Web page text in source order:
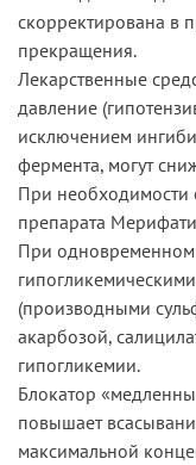
скорректирована в
прекращения.
Лекарственные
давление
исключением
фермента, могут
При необходимости
препарата
При
(производными
акарбозой,
гипогликемии.
Блокатор
повышает
максимальной